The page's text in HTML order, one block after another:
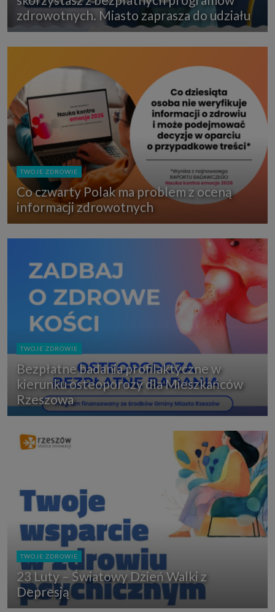
zdrowotnych. Miasto zaprasza do udziału
TWOJE ZDROWIE
Co czwarty Polak ma problem z oceną
informacji zdrowotnych
TWOJE ZDROWIE
Bezpłatne badania profilaktyczne w
kierunku osteoporozy dla Mieszkańców
Rzeszowa
TWOJE ZDROWIE
23 Luty – Światowy Dzień Walki z
Depresją